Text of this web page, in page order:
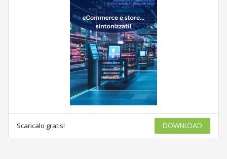
Scaricalo gratis! DOWNLOAD